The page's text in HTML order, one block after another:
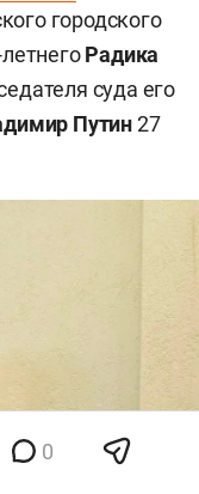
городского
Радика
суда его
Путин27
0